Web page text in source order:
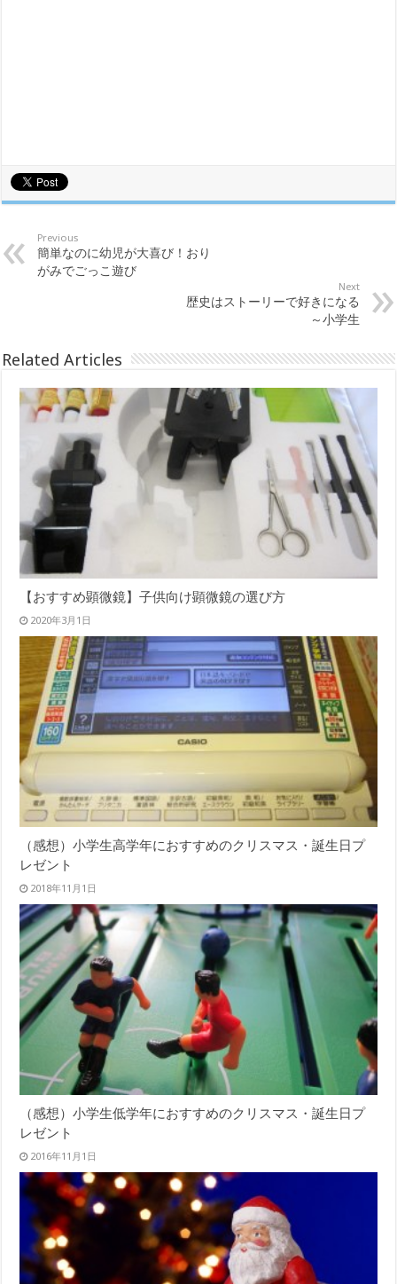
Previous
簡単なのに幼児が大喜び！おり
がみでごっこ遊び
Next
歴史はストーリーで好きになる
～小学生
Related Articles
【おすすめ顕微鏡】子供向け顕微鏡の選び方
2020年3月1日
（感想）小学生高学年におすすめのクリスマス・誕生日プ
レゼント
2018年11月1日
（感想）小学生低学年におすすめのクリスマス・誕生日プ
レゼント
2016年11月1日